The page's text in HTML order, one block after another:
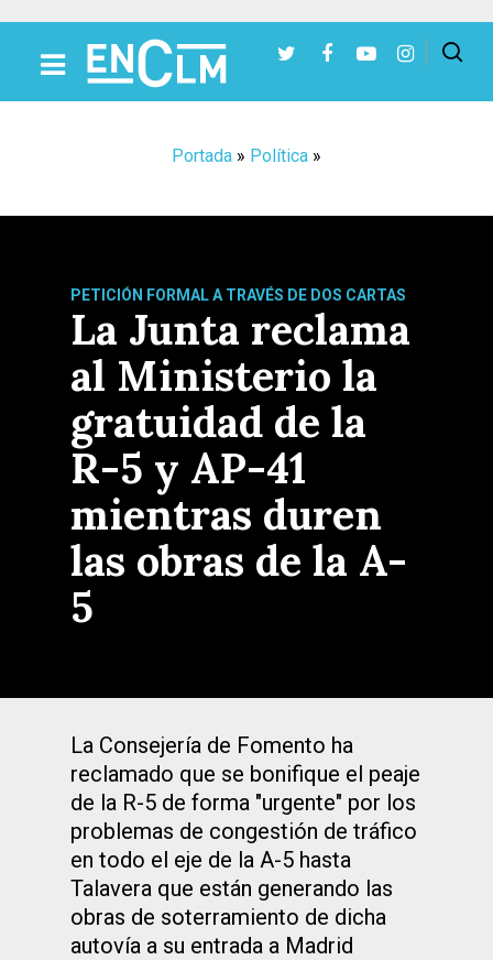
Portada » Política »
PETICIÓN FORMAL A TRAVÉS DE DOS CARTAS
La Junta reclama
al Ministerio la
gratuidad de la
R-5 y AP-41
mientras duren
las obras de la A-
5
La Consejería de Fomento ha
reclamado que se bonifique el peaje
de la R-5 de forma "urgente" por los
problemas de congestión de tráfico
en todo el eje de la A-5 hasta
Talavera que están generando las
obras de soterramiento de dicha
autovía a su entrada a Madrid